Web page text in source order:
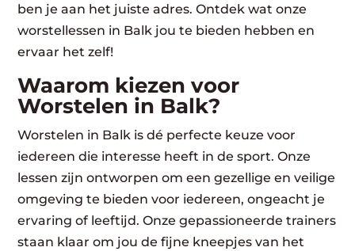
ben je aan het juiste adres. Ontdek wat onze
worstellessen in Balk jou te bieden hebben en
ervaar het zelf!
Waarom kiezen voor
Worstelen in Balk?
Worstelen in Balk is dé perfecte keuze voor
iedereen die interesse heeft in de sport. Onze
lessen zijn ontworpen om een gezellige en veilige
omgeving te bieden voor iedereen, ongeacht je
ervaring of leeftijd. Onze gepassioneerde trainers
staan klaar om jou de fijne kneepjes van het